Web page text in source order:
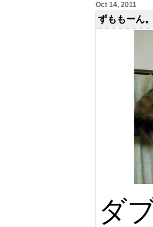
Oct 14, 2011
ずももーん
ダ